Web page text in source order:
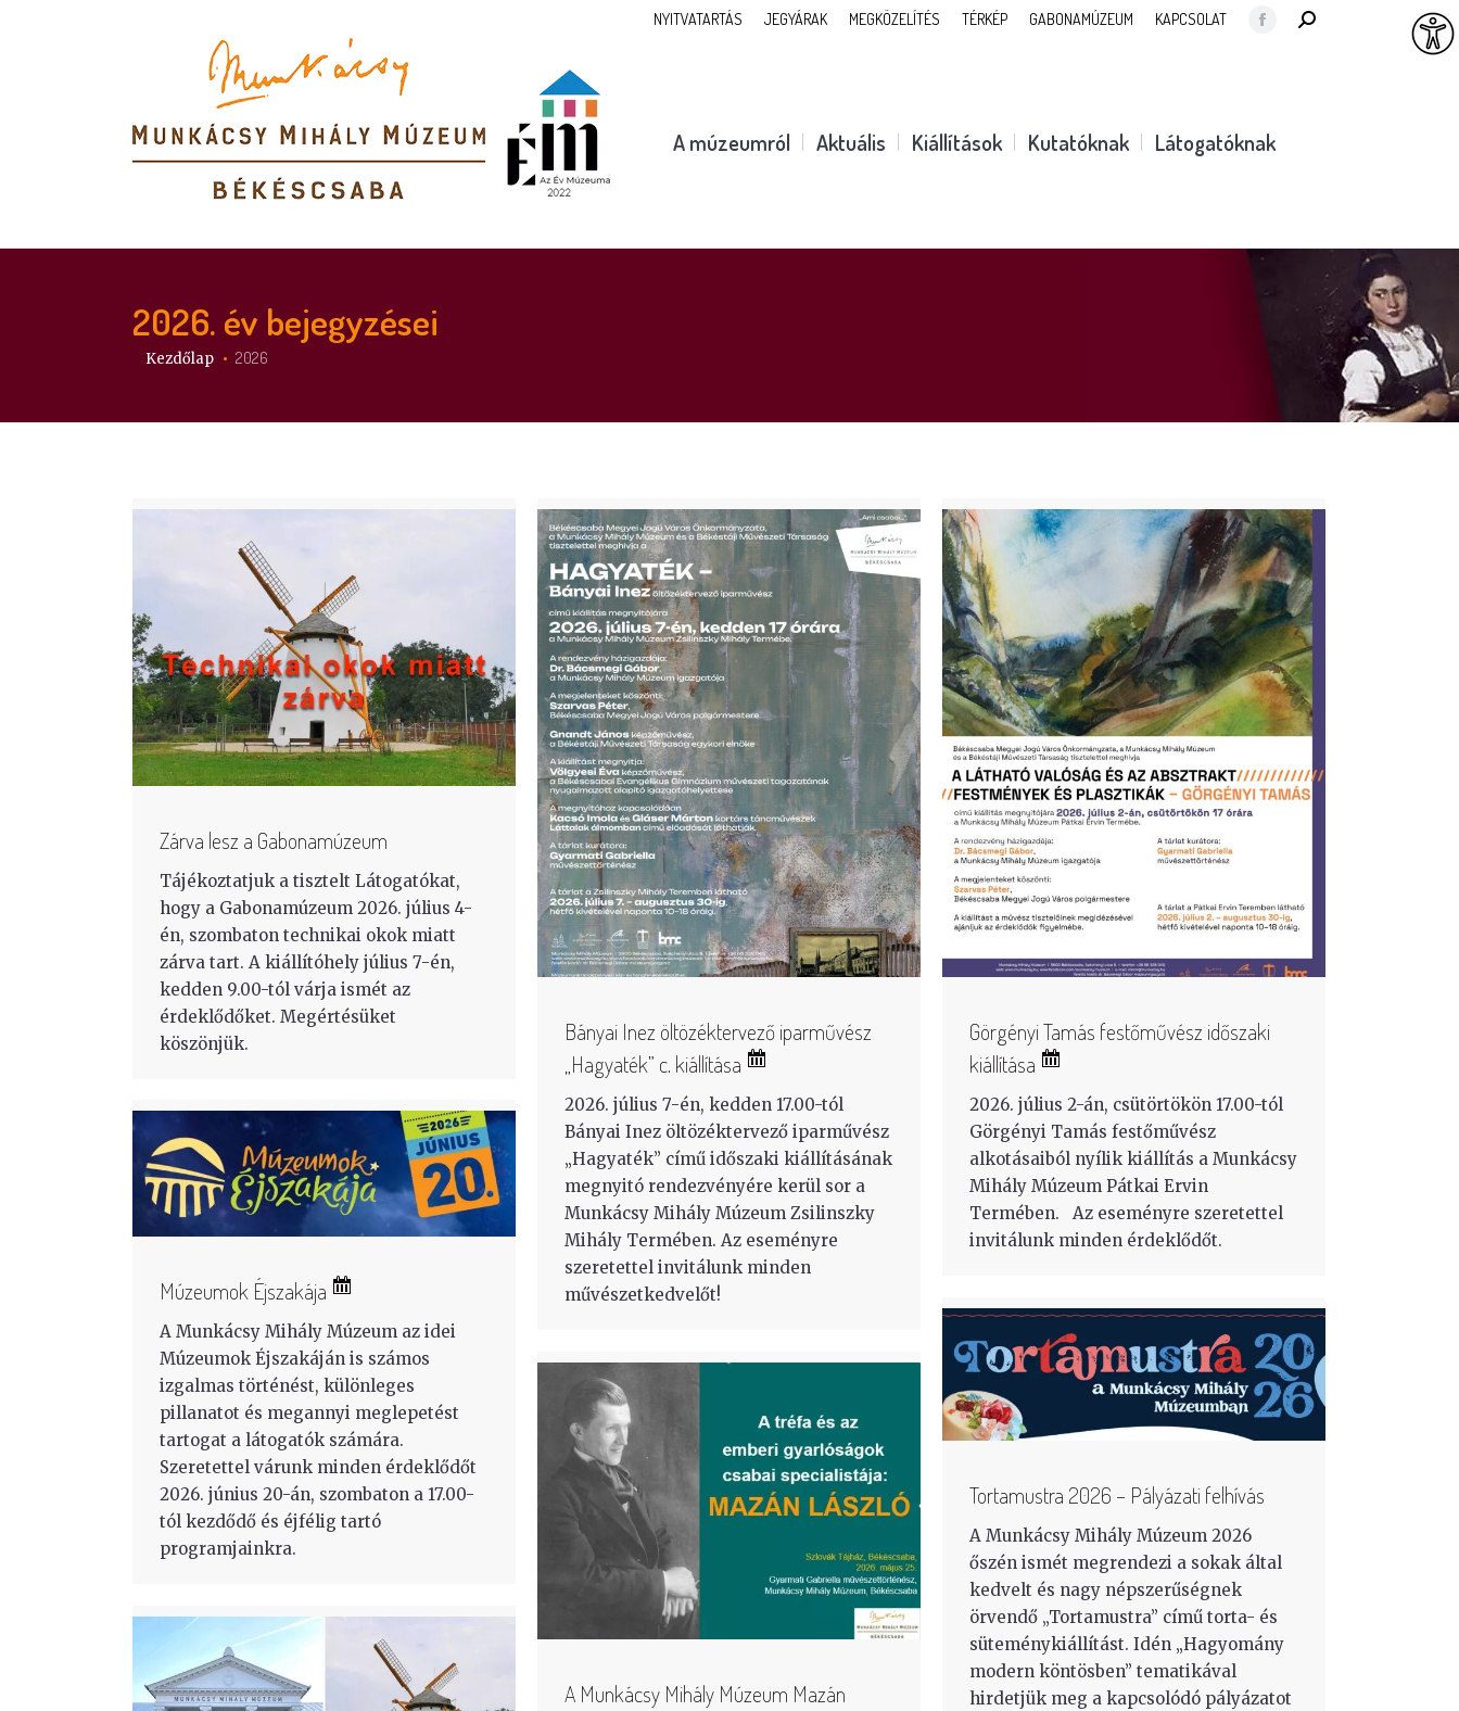
NYITVATARTÁS JEGYÁRAK MEGKÖZELÍTÉS TÉRKÉP GABONAMÚZEUM KAPCSOLAT
Facebook
new
SEARCH:
A múzeumról Aktuális Kiállítások Kutatóknak Látogatóknak
2026. év bejegyzései
Itt vagy:
Kezdőlap 2026
Zárva lesz a Gabonamúzeum
Tájékoztatjuk a tisztelt Látogatókat,
hogy a Gabonamúzeum 2026. július 4-
én, szombaton technikai okok miatt
zárva tart. A kiállítóhely július 7-én,
kedden 9.00-tól várja ismét az
érdeklődőket. Megértésüket
köszönjük.
Bányai Inez öltözéktervező iparművész
„Hagyaték” c. kiállítása
2026. július 7-én, kedden 17.00-tól
Bányai Inez öltözéktervező iparművész
„Hagyaték” című időszaki kiállításának
megnyitó rendezvényére kerül sor a
Munkácsy Mihály Múzeum Zsilinszky
Mihály Termében. Az eseményre
szeretettel invitálunk minden
művészetkedvelőt!
Görgényi Tamás festőművész időszaki
kiállítása
2026. július 2-án, csütörtökön 17.00-tól
Görgényi Tamás festőművész
alkotásaiból nyílik kiállítás a Munkácsy
Mihály Múzeum Pátkai Ervin
Termében. Az eseményre szeretettel
invitálunk minden érdeklődőt.
Múzeumok Éjszakája
A Munkácsy Mihály Múzeum az idei
Múzeumok Éjszakáján is számos
izgalmas történést, különleges
pillanatot és megannyi meglepetést
tartogat a látogatók számára.
Szeretettel várunk minden érdeklődőt
2026. június 20-án, szombaton a 17.00-
tól kezdődő és éjfélig tartó
programjainkra.
Tortamustra 2026 – Pályázati felhívás
A Munkácsy Mihály Múzeum 2026
őszén ismét megrendezi a sokak által
kedvelt és nagy népszerűségnek
örvendő „Tortamustra” című torta- és
süteménykiállítást. Idén „Hagyomány
modern köntösben” tematikával
hirdetjük meg a kapcsolódó pályázatot
A Munkácsy Mihály Múzeum Mazán